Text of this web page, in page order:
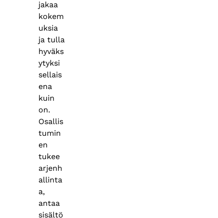
jakaa
kokem
uksia
ja tulla
hyväks
ytyksi
sellais
ena
kuin
on.
Osallis
tumin
en
tukee
arjenh
allinta
a,
antaa
sisältö